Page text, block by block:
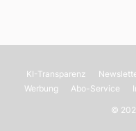
KI-Transparenz
Werbung
Abo-Service
©